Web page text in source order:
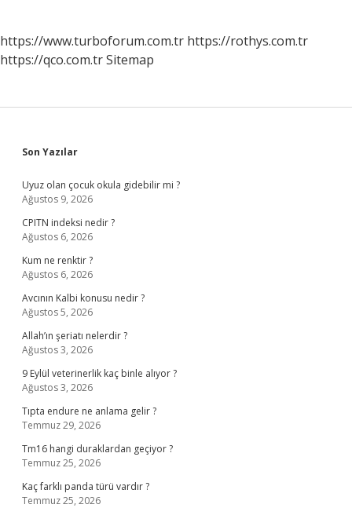
https://www.turboforum.com.tr https://rothys.com.tr
https://qco.com.trSitemap
Sidebar
Son Yazılar
Uyuz olan çocuk okula gidebilir mi ?
Ağustos 9, 2026
CPITN indeksi nedir ?
Ağustos 6, 2026
Kum ne renktir ?
Ağustos 6, 2026
Avcının Kalbi konusu nedir ?
Ağustos 5, 2026
Allah’ın şeriatı nelerdir ?
Ağustos 3, 2026
9 Eylül veterinerlik kaç binle alıyor ?
Ağustos 3, 2026
Tıpta endure ne anlama gelir ?
Temmuz 29, 2026
Tm16 hangi duraklardan geçiyor ?
Temmuz 25, 2026
Kaç farklı panda türü vardır ?
Temmuz 25, 2026